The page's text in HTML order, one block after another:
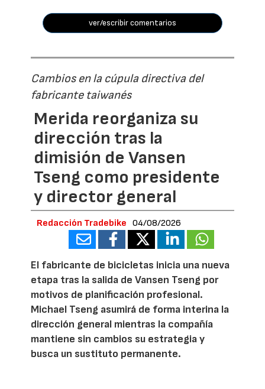
ver/escribir comentarios
Cambios en la cúpula directiva del
fabricante taiwanés
Merida reorganiza su
dirección tras la
dimisión de Vansen
Tseng como presidente
y director general
Redacción Tradebike 04/08/2026
El fabricante de bicicletas inicia una nueva
etapa tras la salida de Vansen Tseng por
motivos de planificación profesional.
Michael Tseng asumirá de forma interina la
dirección general mientras la compañía
mantiene sin cambios su estrategia y
busca un sustituto permanente.